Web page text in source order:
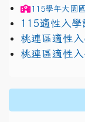
115學年大園
115適性入學
link to
桃連區適性
link to
桃連區適性